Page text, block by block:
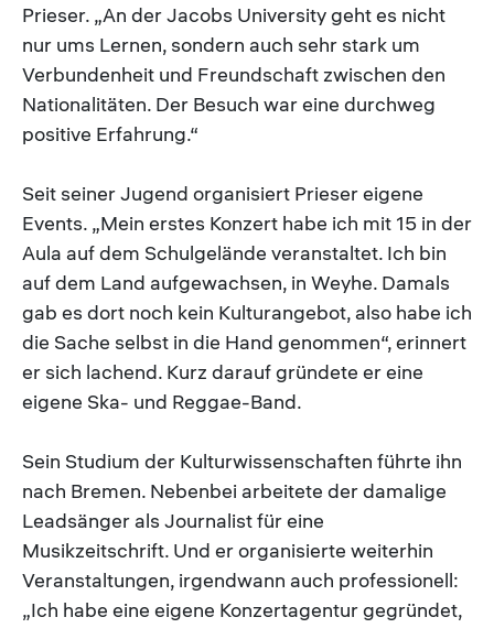
Prieser. „An der Jacobs University geht es nicht
nur ums Lernen, sondern auch sehr stark um
Verbundenheit und Freundschaft zwischen den
Nationalitäten. Der Besuch war eine durchweg
positive Erfahrung.“
Seit seiner Jugend organisiert Prieser eigene
Events. „Mein erstes Konzert habe ich mit 15 in der
Aula auf dem Schulgelände veranstaltet. Ich bin
auf dem Land aufgewachsen, in Weyhe. Damals
gab es dort noch kein Kulturangebot, also habe ich
die Sache selbst in die Hand genommen“, erinnert
er sich lachend. Kurz darauf gründete er eine
eigene Ska- und Reggae-Band.
Sein Studium der Kulturwissenschaften führte ihn
nach Bremen. Nebenbei arbeitete der damalige
Leadsänger als Journalist für eine
Musikzeitschrift. Und er organisierte weiterhin
Veranstaltungen, irgendwann auch professionell:
„Ich habe eine eigene Konzertagentur gegründet,